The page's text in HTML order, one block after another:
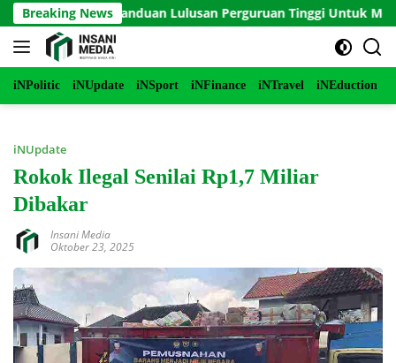
Langsung
ke
konten
Breaking News
2 Serial Panduan Lulusan Perguruan Tinggi Untuk Menjadi
iNPolitic iNUpdate iNSport iNFinance iNTravel iNEduction
iNUpdate
Rokok Ilegal Senilai Rp1,7 Miliar
Dibakar
Insani Media
Oktober 23, 2025